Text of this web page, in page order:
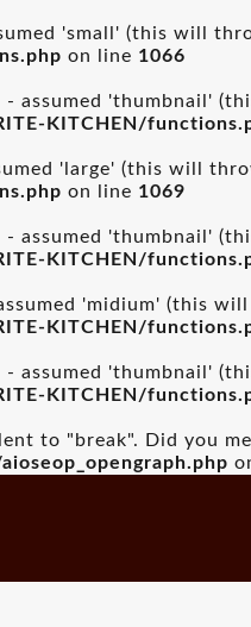
'small' (this will
on line 1066
assumed 'thumbnail'
KITCHEN/
'large' (this will
on line 1069
assumed 'thumbnail'
KITCHEN/
'midium' (this
KITCHEN/
assumed 'thumbnail'
KITCHEN/
to "break". Did you